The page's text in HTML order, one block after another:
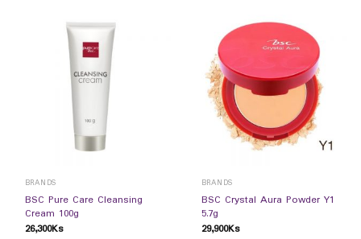
BRANDS
BSC Pure Care Cleansing
Cream 100g
26,300Ks
BRANDS
BSC Crystal Aura Powder Y1
5.7g
29,900Ks